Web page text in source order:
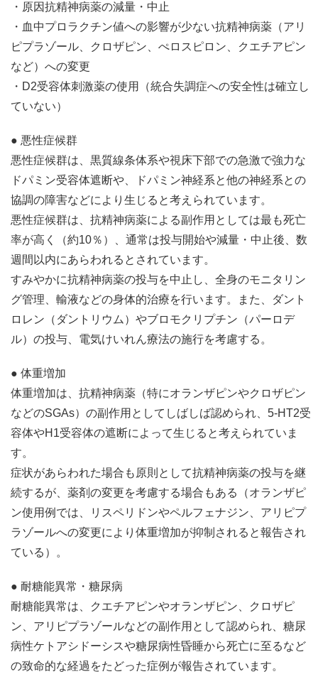
・原因抗精神病薬の減量・中止
・血中プロラクチン値への影響が少ない抗精神病薬（アリ
ピプラゾール、クロザピン、ぺロスピロン、クエチアピン
など）への変更
・D2受容体刺激薬の使用（統合失調症への安全性は確立し
ていない）
● 悪性症候群
悪性症候群は、黒質線条体系や視床下部での急激で強力な
ドパミン受容体遮断や、ドパミン神経系と他の神経系との
協調の障害などにより生じると考えられています。
悪性症候群は、抗精神病薬による副作用としては最も死亡
率が高く（約10％）、通常は投与開始や減量・中止後、数
週間以内にあらわれるとされています。
すみやかに抗精神病薬の投与を中止し、全身のモニタリン
グ管理、輸液などの身体的治療を行います。また、ダント
ロレン（ダントリウム）やブロモクリプチン（パーロデ
ル）の投与、電気けいれん療法の施行を考慮する。
● 体重増加
体重増加は、抗精神病薬（特にオランザピンやクロザピン
などのSGAs）の副作用としてしばしば認められ、5-HT2受
容体やH1受容体の遮断によって生じると考えられていま
す。
症状があらわれた場合も原則として抗精神病薬の投与を継
続するが、薬剤の変更を考慮する場合もある（オランザピ
ン使用例では、リスペリドンやペルフェナジン、アリピプ
ラゾールへの変更により体重増加が抑制されると報告され
ている）。
● 耐糖能異常・糖尿病
耐糖能異常は、クエチアピンやオランザピン、クロザピ
ン、アリピプラゾールなどの副作用として認められ、糖尿
病性ケトアシドーシスや糖尿病性昏睡から死亡に至るなど
の致命的な経過をたどった症例が報告されています。